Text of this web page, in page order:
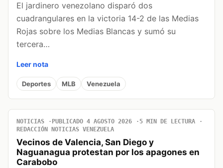
El jardinero venezolano disparó dos
cuadrangulares en la victoria 14-2 de las Medias
Rojas sobre los Medias Blancas y sumó su
tercera…
Leer nota
Deportes MLB Venezuela
NOTICIAS PUBLICADO 4 AGOSTO 2026
5 MIN DE LECTURA
REDACCIÓN NOTICIAS VENEZUELA
Vecinos de Valencia, San Diego y
Naguanagua protestan por los apagones en
Carabobo